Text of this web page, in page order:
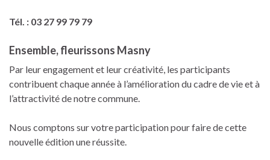
Tél. : 03 27 99 79 79
Ensemble, fleurissons Masny
Par leur engagement et leur créativité, les participants
contribuent chaque année à l’amélioration du cadre de vie et à
l’attractivité de notre commune.
Nous comptons sur votre participation pour faire de cette
nouvelle édition une réussite.